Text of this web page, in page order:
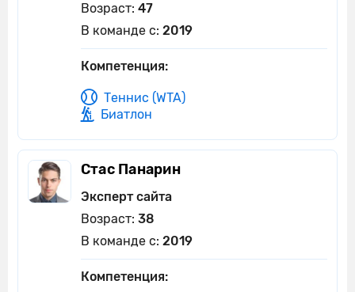
Возраст: 47
В команде с: 2019
Компетенция:
Теннис (WTA)
Биатлон
Стас Панарин
Эксперт сайта
Возраст: 38
В команде с: 2019
Компетенция: